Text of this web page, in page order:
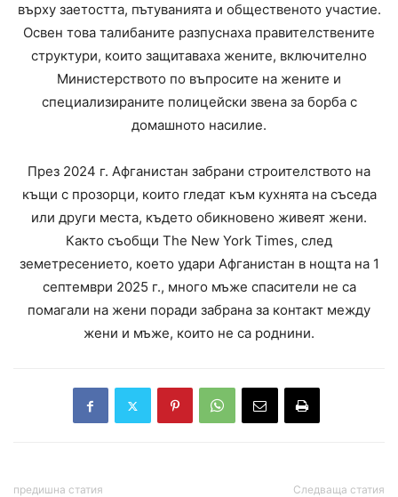
върху заетостта, пътуванията и общественото участие.
Освен това талибаните разпуснаха правителствените
структури, които защитаваха жените, включително
Министерството по въпросите на жените и
специализираните полицейски звена за борба с
домашното насилие.
През 2024 г. Афганистан забрани строителството на
къщи с прозорци, които гледат към кухнята на съседа
или други места, където обикновено живеят жени.
Както съобщи The New York Times, след
земетресението, което удари Афганистан в нощта на 1
септември 2025 г., много мъже спасители не са
помагали на жени поради забрана за контакт между
жени и мъже, които не са роднини.
предишна статия Следваща статия